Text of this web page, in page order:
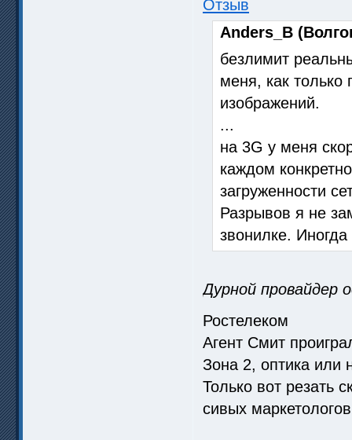
Отзыв
Anders_B
безлимит
меня, как только
изображений.
...
на 3G у меня
каждом
загруженности
Разрывов я не
звонилке.
Дурной провайдер
Ростелеком
Агент Смит
Зона 2, оптика или
Только вот резать
сивых маркетологов